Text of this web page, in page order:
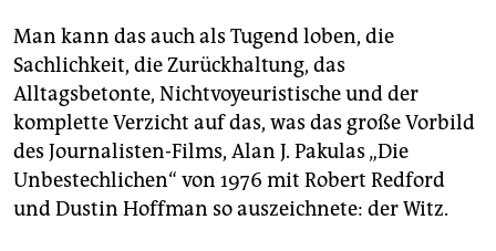
Man kann das auch als Tugend loben, die
Sachlichkeit, die Zurückhaltung, das
Alltagsbetonte, Nichtvoyeuristische und der
komplette Verzicht auf das, was das große Vorbild
des Journalisten-Films, Alan J. Pakulas „Die
Unbestechlichen“ von 1976 mit Robert Redford
und Dustin Hoffman so auszeichnete: der Witz.